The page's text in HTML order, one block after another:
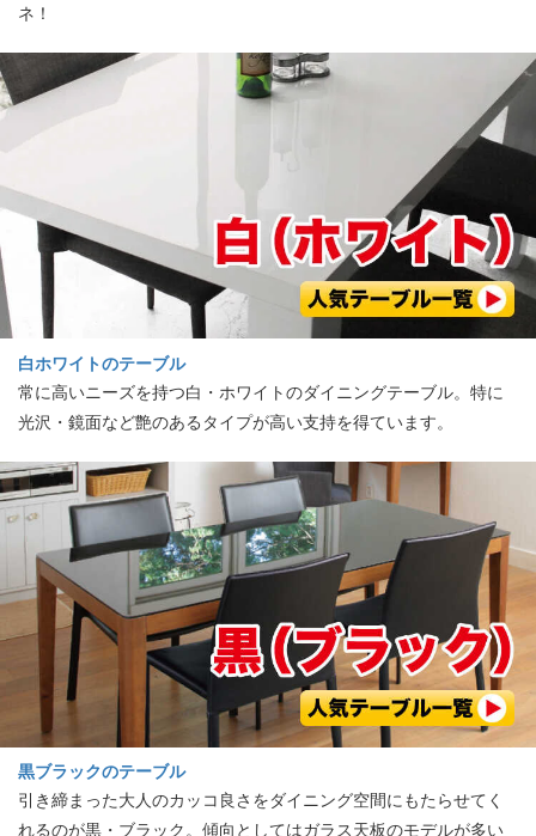
ネ！
白ホワイトのテーブル
常に高いニーズを持つ白・ホワイトのダイニングテーブル。特に
光沢・鏡面など艶のあるタイプが高い支持を得ています。
黒ブラックのテーブル
引き締まった大人のカッコ良さをダイニング空間にもたらせてく
れるのが黒・ブラック。傾向としてはガラス天板のモデルが多い